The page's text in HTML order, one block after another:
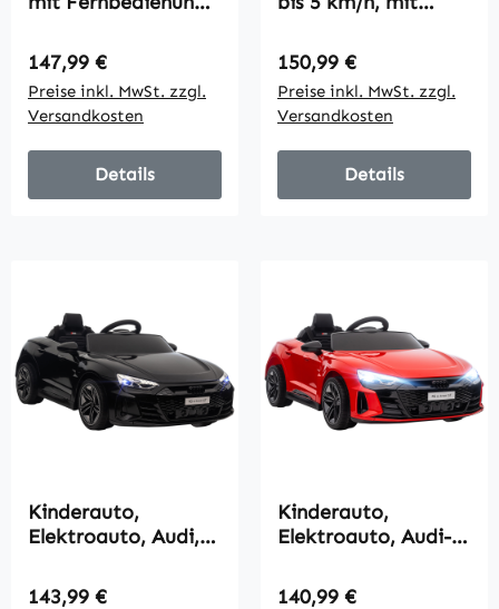
Hupe, Musik,
Scheinwerfer, bis 5
km/h, 3-5 Jahre,
Rosa
Regulärer Preis:
147,99 €
Preise inkl. MwSt. zzgl.
Versandkosten
Details
Fernbedienung,
Scheinwerfern,
Musikfunktion, rot
Regulärer Preis:
150,99 €
Preise inkl. MwSt. zzgl.
Versandkosten
Details
Kinderauto,
Elektroauto, Audi,
Fernbedienung,
Regulärer Preis:
143,99 €
Kinderauto,
Elektroauto, Audi-
Sicherheitsgurt,
Regulärer Preis:
140,99 €